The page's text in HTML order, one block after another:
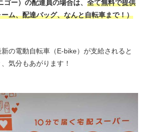
ゴー）の配達員の場合は、 全て無料で提供
ム、配達バッグ、なんと自転車まで！）
の電動自転車（E-bike）が支給されると
気分もあがります！